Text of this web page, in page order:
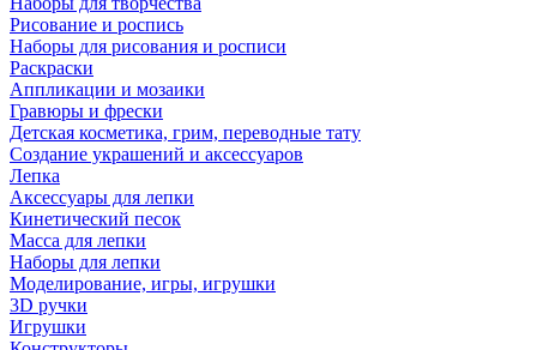
Рисование и роспись
Наборы для рисования и росписи
Раскраски
Аппликации и мозаики
Гравюры и фрески
Детская косметика, грим, переводные тату
Создание украшений и аксессуаров
Лепка
Аксессуары для лепки
Кинетический песок
Масса для лепки
Наборы для лепки
Моделирование, игры, игрушки
3D ручки
Игрушки